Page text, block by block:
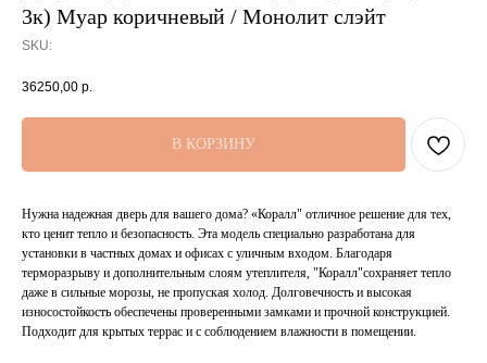
3к) Муар коричневый / Монолит слэйт
SKU:
36250,00 р.
В КОРЗИНУ
Нужна надежная дверь для вашего дома? «Коралл" отличное решение для тех,
кто ценит тепло и безопасность. Эта модель специально разработана для
установки в частных домах и офисах с уличным входом. Благодаря
терморазрыву и дополнительным слоям утеплителя, "Коралл"сохраняет тепло
даже в сильные морозы, не пропуская холод. Долговечность и высокая
износостойкость обеспечены проверенными замками и прочной конструкцией.
Подходит для крытых террас и с соблюдением влажности в помещении.